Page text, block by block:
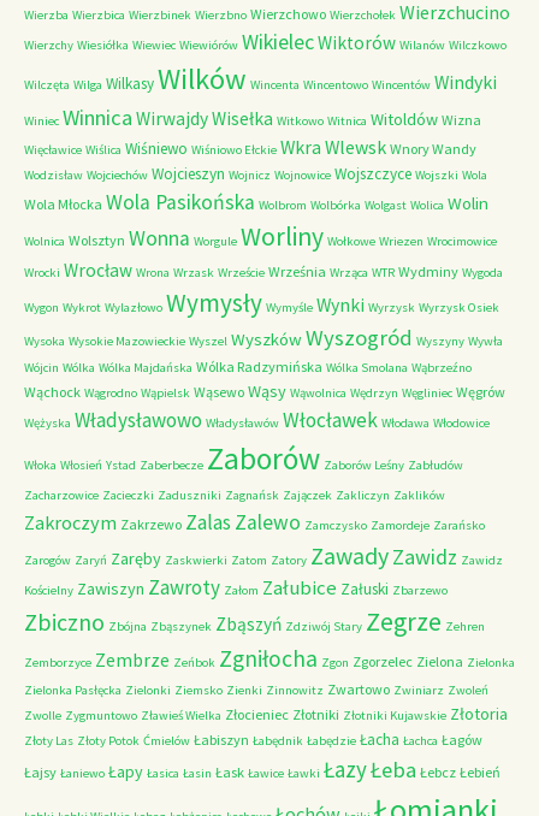
Wierzba Wierzbica Wierzbinek Wierzbno Wierzchowo Wierzchołek Wierzchucino
Wierzchy Wiesiółka Wiewiec Wiewiórów WikielecWiktorów Wilanów Wilczkowo
Wilczęta Wilga WilkasyWilków Wincenta Wincentowo Wincentów Windyki
Winiec Winnica WirwajdyWisełka Witkowo Witnica Witoldów Wizna
Więcławice Wiślica Wiśniewo Wiśniowo Ełckie Wkra Wlewsk Wnory Wandy
Wodzisław Wojciechów Wojcieszyn Wojnicz Wojnowice Wojszczyce Wojszki Wola
Wola Młocka Wola Pasikońska Wolbrom Wolbórka Wolgast Wolica Wolin
Wolnica Wolsztyn Wonna Worgule Worliny Wołkowe Wriezen Wrocimowice
Wrocki Wrocław Wrona Wrzask Wrzeście Września Wrząca WTR Wydminy Wygoda
Wygon Wykrot Wylazłowo Wymysły Wymyśle Wynki Wyrzysk Wyrzysk Osiek
Wysoka Wysokie Mazowieckie Wyszel WyszkówWyszogród Wyszyny Wywła
Wójcin Wólka Wólka Majdańska Wólka Radzymińska Wólka Smolana Wąbrzeźno
Wąchock Wągrodno Wąpielsk Wąsewo Wąsy Wąwolnica Wędrzyn Węgliniec Węgrów
Wężyska Władysławowo Władysławów Włocławek Włodawa Włodowice
Włoka Włosień Ystad Zaberbecze Zaborów Zaborów Leśny Zabłudów
Zacharzowice Zacieczki Zaduszniki Zagnańsk Zajączek Zakliczyn Zaklików
Zakroczym Zakrzewo ZalasZalewo Zamczysko Zamordeje Zarańsko
Zarogów Zaryń Zaręby Zaskwierki Zatom Zatory ZawadyZawidz Zawidz
Kościelny Zawiszyn Zawroty Załom Załubice Załuski Zbarzewo
Zbiczno Zbójna Zbąszynek Zbąszyń Zdziwój Stary Zegrze Zehren
Zemborzyce Zembrze Zeńbok Zgniłocha Zgon Zgorzelec Zielona Zielonka
Zielonka Pasłęcka Zielonki Ziemsko Zienki Zinnowitz Zwartowo Zwiniarz Zwoleń
Zwolle Zygmuntowo Zławieś Wielka Złocieniec Złotniki Złotniki Kujawskie Złotoria
Złoty Las Złoty Potok Ćmielów Łabiszyn Łabędnik Łabędzie Łacha Łachca Łagów
Łajsy Łaniewo Łapy Łasica Łasin Łask Ławice Ławki ŁazyŁeba Łebcz Łebień